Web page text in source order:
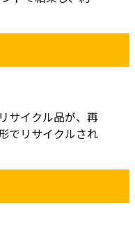
サイクル品が、再
でリサイクルされ